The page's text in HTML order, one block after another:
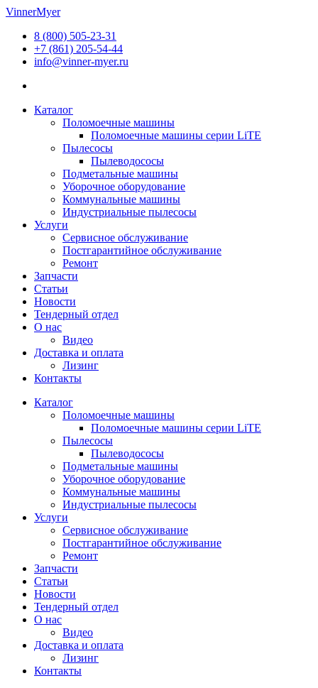
Перейти
содержимому
VinnerMyer
8 (800) 505-23-31
+7 (861) 205-54-44
info@vinner-myer.ru
Каталог
Поломоечные машины
Поломоечные машины серии LiTE
Пылесосы
Пылеводососы
Подметальные машины
Уборочное оборудование
Коммунальные машины
Индустриальные пылесосы
Услуги
Сервисное обслуживание
Постгарантийное обслуживание
Ремонт
Запчасти
Статьи
Новости
Тендерный отдел
О нас
Видео
Доставка и оплата
Лизинг
Контакты
Каталог
Поломоечные машины
Поломоечные машины серии LiTE
Пылесосы
Пылеводососы
Подметальные машины
Уборочное оборудование
Коммунальные машины
Индустриальные пылесосы
Услуги
Сервисное обслуживание
Постгарантийное обслуживание
Ремонт
Запчасти
Статьи
Новости
Тендерный отдел
О нас
Видео
Доставка и оплата
Лизинг
Контакты